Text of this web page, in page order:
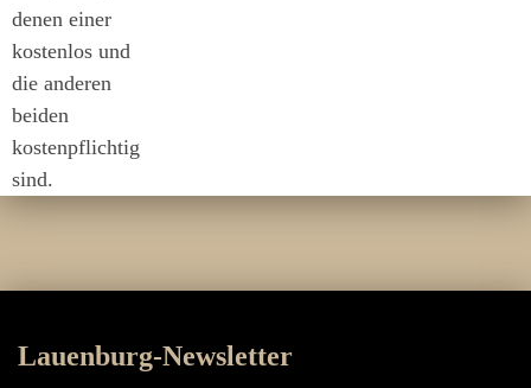
denen einer
kostenlos und
die anderen
beiden
kostenpflichtig
sind.
Lauenburg-Newsletter